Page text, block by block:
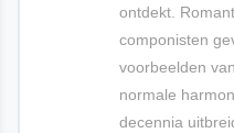
ontdekt.
componisten
voorbeelden
normale
decennia